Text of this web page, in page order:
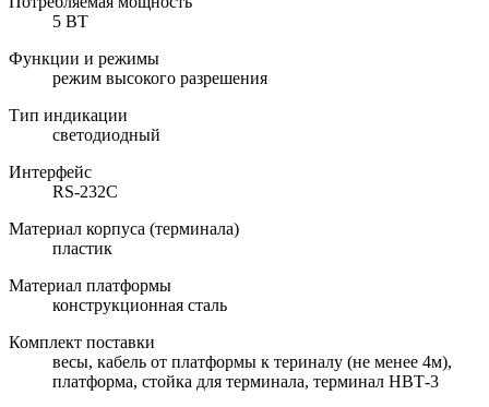
5 ВТ
Функции и режимы
режим высокого разрешения
Тип индикации
светодиодный
Интерфейс
RS-232C
Материал корпуса (терминала)
пластик
Материал платформы
конструкционная сталь
Комплект поставки
весы, кабель от платформы к териналу (не менее 4м),
платформа, стойка для терминала, терминал НВТ-3